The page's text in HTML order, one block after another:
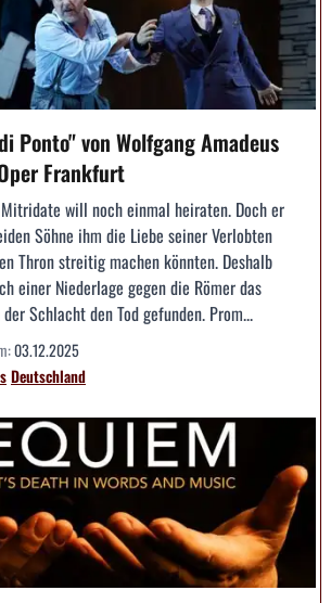
Ponto" von Wolfgang Amadeus
Frankfurt
will noch einmal heiraten. Doch er
Söhne ihm die Liebe seiner Verlobten
Thron streitig machen könnten. Deshalb
einer Niederlage gegen die Römer das
Schlacht den Tod gefunden. Prom...
03.12.2025
Deutschland